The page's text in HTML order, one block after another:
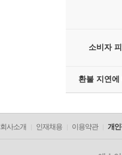
소비자
환불 지연에
회사소개 인재채용 이용약관 개